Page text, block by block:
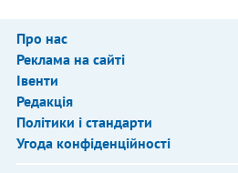
Про нас
Реклама на сайті
Івенти
Редакція
Політики і стандарти
Угода конфіденційності